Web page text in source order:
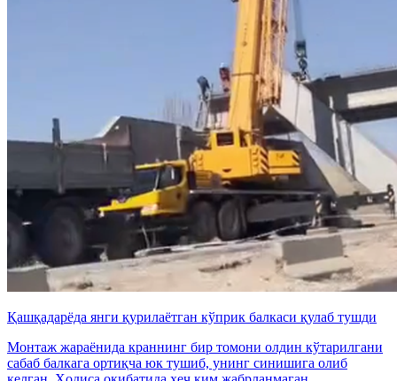
Қашқадарёда янги қурилаётган кўприк балкаси қулаб тушди
Монтаж жараёнида краннинг бир томони олдин кўтарилгани
сабаб балкага ортиқча юк тушиб, унинг синишига олиб